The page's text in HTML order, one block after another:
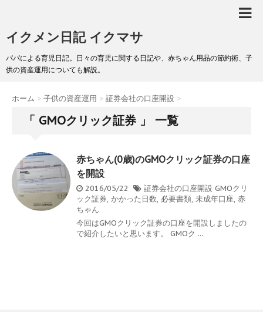
イクメン日記 イクマサ
パパによる育児日記。日々の育児に関する日記や、赤ちゃん用品の節約術、子
供の資産運用についても解説。
ホーム > 子供の資産運用 > 証券会社の口座開設 >
「 GMOクリック証券 」 一覧
赤ちゃん(0歳)のGMOクリック証券の口座
を開設
2016/05/22 証券会社の口座開設 GMOクリ
ック証券, かかった日数, 必要書類, 未成年口座, 赤
ちゃん
今回はGMOクリック証券の口座を開設しましたの
で紹介したいと思います。 GMOク ...